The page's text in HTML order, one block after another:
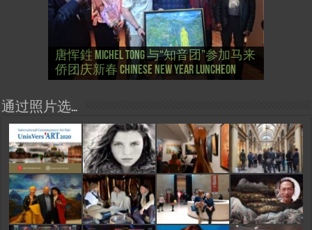
唐恽鉎 Michel Tong 与“知音团”参加马来
侨团庆新春 Chinese New Year Luncheon
唐恽鉎参加 巴黎“知音团”空间启用仪
式 Espace ZhiYin le 27/12/25
唐恽鉎与朋友“夏令日”巴黎圣母院写
生 Michel Tong Peindre à Notre-Dame le
30/03/25
唐恽鉎 Michel Tong 参加马来侨团庆新
春 Chinese New Year Luncheon
唐恽鉎 Michel Tong 参加勒吕德“文艺复
兴”节画展 Exposition “Renaissance” au Lude
唐恽鉎 Michel Tong 将参加勒吕德“文艺
复兴”节画展 Exposition “Renaissance” au
Lude
【文化生活】大皇宫艺术展 Art Capital
2024 au Grand Palais Ephemere
【文化生活】艺术览: 2023年 大皇宫艺
术展 圆满闭幕 Art Capital 2023 au Grand
Palais Ephemere
【东西视记】开幕式: 桑利斯 2022艺术
展 Vernissage SENLIS.ARTFAIR 2022
【文化生活】桑利斯 2022艺术展
SENLIS.ARTFAIR 2022
【文化生活】唐恽鉎 Michel Tong : Art
Capital 2022
【文化生活】开幕式: 第一期“临时”大
皇宫艺术展 Vernissage: Art Capital 2022 au
Grand Palais Ephemere
通过照片选…